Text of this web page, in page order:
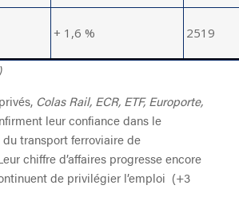
+ 1,6 % 2519
Colas Rail, ECR, ETF, Europorte,
leur confiance dans le
transport ferroviaire de
chiffre d’affaires progresse encore
de privilégier l’emploi (+3